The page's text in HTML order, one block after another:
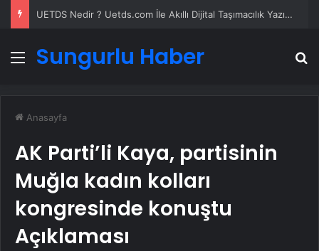
UETDS Nedir ? Uetds.com İle Akıllı Dijital Taşımacılık Yazılımı
Menü
Sungurlu Haber
Anasayfa
AK Parti’li Kaya, partisinin
Muğla kadın kolları
kongresinde konuştu
Açıklaması